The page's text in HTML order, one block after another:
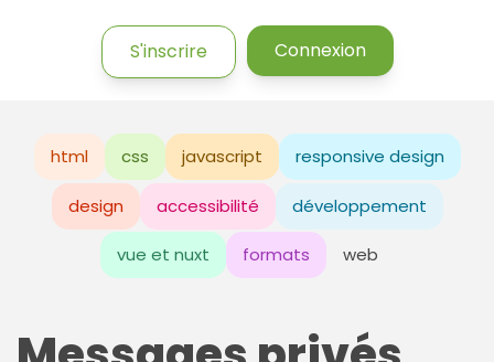
S'inscrire Connexion
html css javascript responsive design
design accessibilité développement
vue et nuxt formats web